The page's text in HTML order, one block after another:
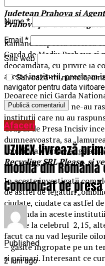
Judetean Prahova si
Prahova par a avea
Ramane suspecta tacerea
Garda de Mediu Prahova
deocamdata, cu privire la
aceste institutii, precizam
Deoarece nici Garda
Mediu Prahova nu ne-au
institutii care nu au
Grupul de Presa Incisiv
dumneavoastra, sa
„ombilicale” intre angajati
Recycling SRL Pleasa si
In aceste investigatii
de astfel de legaturi
ciudate, ciudate ca astfel
patrunda in aceste
fost de la celebrul 2,15,
facut ca nu vad leșurile
– găsite îngropate pe un
si primari. Interesant ce
Nume*
Email*
Site web
Salvează-mi numele,
navigator pentru data
Afaceri
UZINEX livrează
mobilă din România
Comunicat de presă
Published
2 luni ago